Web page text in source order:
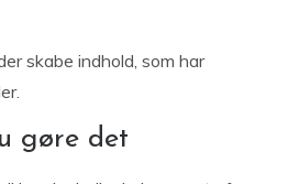
skabe indhold, som har
gøre det